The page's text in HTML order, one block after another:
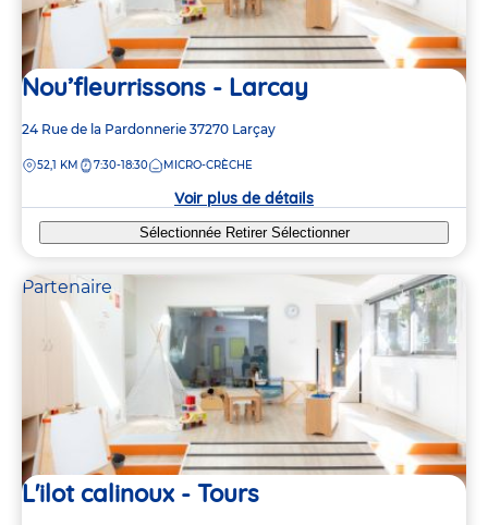
Nou’fleurrissons - Larcay
Adresse
la
24 Rue de la Pardonnerie 37270 Larçay
DISTANCE
52,1 KM 7:30-18:30 MICRO-CRÈCHE
Voir plus de détails
Sélectionnée Retirer Sélectionner
Partenaire
L'ilot calinoux - Tours